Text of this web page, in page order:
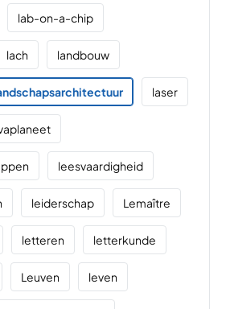
lab-on-a-chip
lach landbouw
laser
leesvaardigheid
leiderschap Lemaître
letteren letterkunde
Leuven leven